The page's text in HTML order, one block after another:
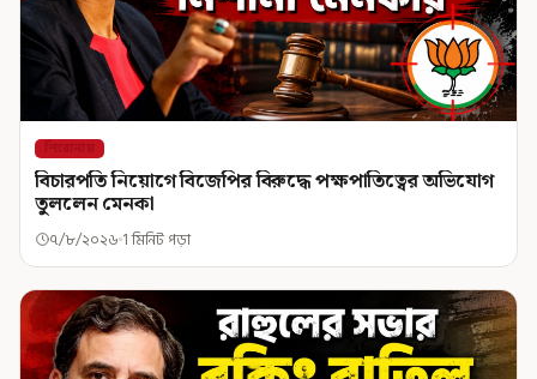
শিরোনাম
বিচারপতি নিয়োগে বিজেপির বিরুদ্ধে পক্ষপাতিত্বের অভিযোগ
তুললেন মেনকা
৭/৮/২০২৬ 1 মিনিট পড়া